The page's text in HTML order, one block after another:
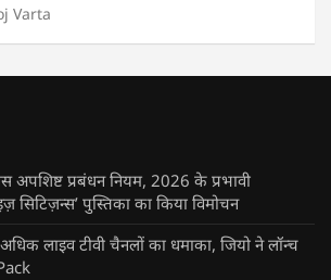
Varta
अपशिष्ट प्रबंधन नियम, 2026 के प्रभावी
सिटिज़न्स’ पुस्तिका का किया विमोचन
लाइव टीवी चैनलों का धमाका, जियो ने लॉन्च